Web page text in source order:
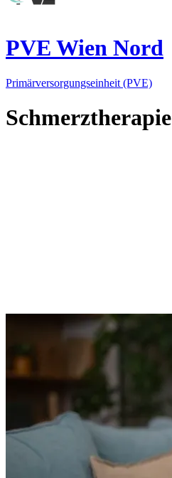
PVE Wien Nord
Primärversorgungseinheit (PVE)
Schmerztherapie